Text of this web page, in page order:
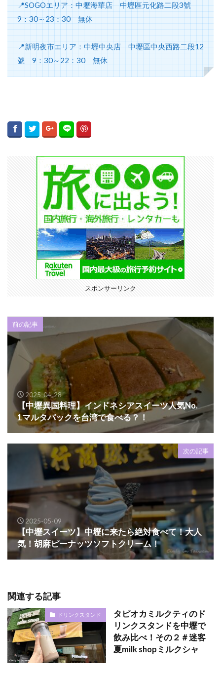
📍SOGOエリア：中壢海華店 中壢區元化路二段3號
9：30～23：30 無休
📍新明夜市エリア：中壢中央店 中壢區中央西路二段12
號 9：30～22：30 無休
スポンサーリンク
前の記事
2025-04-28
【中壢異国料理】インドネシアスイーツ人気No.
1マルタバックを台湾で食べる？！
次の記事
2025-05-09
【中壢スイーツ】中壢に来たら絶対食べて！大人
気！胡麻ピーナッツソフトクリーム！
関連する記事
ドリンクスタンド
タピオカミルクティのド
リンクスタンドを中壢で
飲み比べ！その２＃迷客
夏milk shopミルクシャ